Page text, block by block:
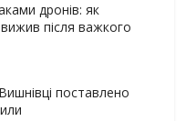
дронів: як
після важкого
поставлено